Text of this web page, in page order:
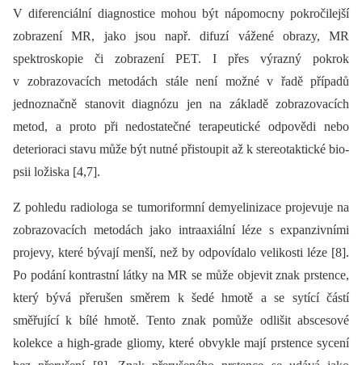
V diferenciální dia­gnostice mohou být nápomocny pokročilejší
zobrazení MR, jako jsou např. difuzí vážené obrazy, MR
spektroskopie či zobrazení PET. I přes výrazný pokrok
v zobrazovacích metodách stále není možné v řadě případů
jednoznačně stanovit dia­gnózu jen na základě zobrazovacích
metod, a proto při nedostatečné terapeutické odpovědi nebo
deterioraci stavu může být nutné přistoupit až k stereotaktické bio­
psii ložiska [4,7].
Z pohledu radiologa se tumoriformní demyelinizace projevuje na
zobrazovacích metodách jako intraaxiální léze s expanzivními
projevy, které bývají menší, než by odpovídalo velikosti léze [8].
Po podání kontrastní látky na MR se může objevit znak prstence,
který bývá přerušen směrem k šedé hmotě a se sytící částí
směřující k bílé hmotě. Tento znak pomůže odlišit abscesové
kolekce a high-grade gliomy, které obvykle mají prstence sycení